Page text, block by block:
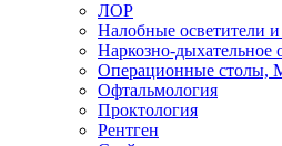
ЛОР
Налобные осветители
Наркозно-дыхательное
Операционные столы,
Офтальмология
Проктология
Рентген